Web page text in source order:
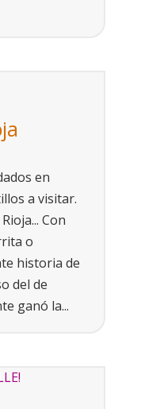
en
a visitar.
Con
o
historia de
del de
ganó la...